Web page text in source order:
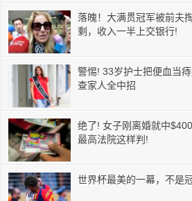
落魄！大满贯冠军被前夫
剩，收入一半上交银行!
警惕! 33岁护士把便血当
查家人全中招
绝了! 女子刚离婚就中
最高法院这样判!
世界杯最美的一幕，不是